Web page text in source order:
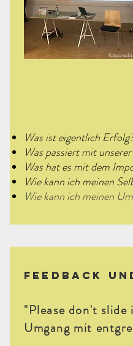
Was ist eigentlich
Was passiert mit
Was hat es mit dem
Wie kann ich meinen
Wie kann ich meinen
Feedback
"Please don't
Umgang mit